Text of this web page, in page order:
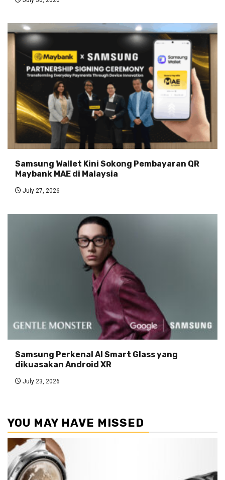
Samsung Wallet Kini Sokong Pembayaran QR
Maybank MAE di Malaysia
July 27, 2026
Samsung Perkenal AI Smart Glass yang
dikuasakan Android XR
July 23, 2026
YOU MAY HAVE MISSED